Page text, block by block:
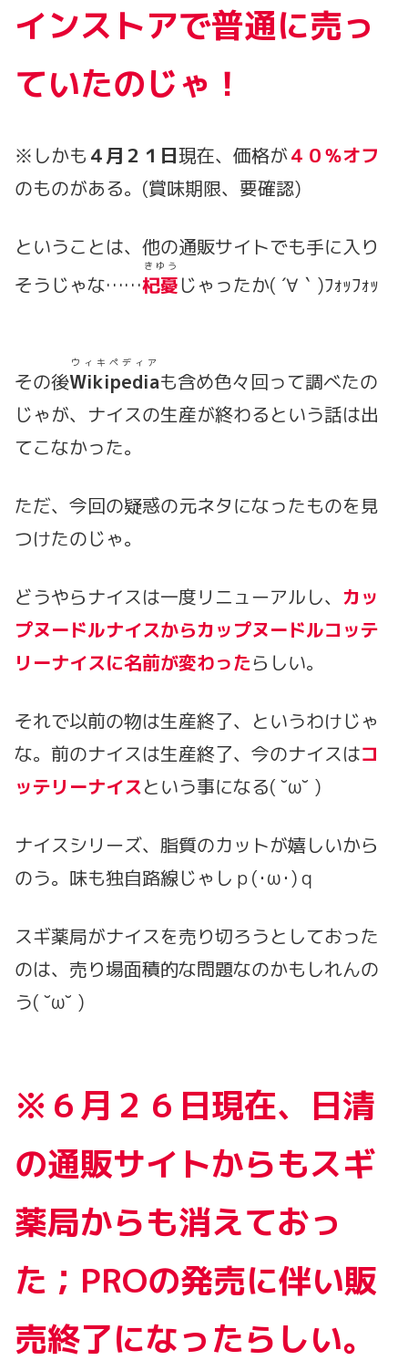
インストアで普通に売っ
ていたのじゃ！
※しかも ４月２１日現在、価格が４０％オフ
のものがある。(賞味期限、要確認)
ということは、他の通販サイトでも手に入り
そうじゃな……杞憂
きゆう
じゃったか( ´∀｀)ﾌｫｯﾌｫｯ
その後Wikipedia
ウィキペディア
も含め色々回って調べたの
じゃが、ナイスの生産が終わるという話は出
てこなかった。
ただ、今回の疑惑の元ネタになったものを見
つけたのじゃ。
どうやらナイスは一度リニューアルし、 カッ
プヌードルナイスからカップヌードルコッテ
リーナイスに名前が変わったらしい。
それで以前の物は生産終了、というわけじゃ
な。前のナイスは生産終了、今のナイスはコ
ッテリーナイスという事になる( ˘ω˘ )
ナイスシリーズ、脂質のカットが嬉しいから
のう。味も独自路線じゃしｐ(･ω･)ｑ
スギ薬局がナイスを売り切ろうとしておった
のは、売り場面積的な問題なのかもしれんの
う( ˘ω˘ )
※６月２６日現在、日清
の通販サイトからもスギ
薬局からも消えておっ
た；PROの発売に伴い販
売終了になったらしい。